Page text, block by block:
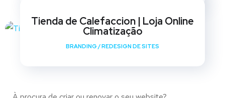
Tienda de Calefaccion | Loja Online
Climatização
BRANDING /REDESIGN DE SITES